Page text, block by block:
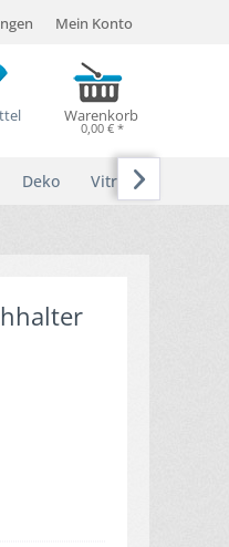
Mein Konto
Warenkorb
0,00 € *
Deko Vitrinen
